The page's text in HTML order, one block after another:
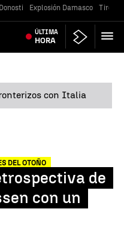
Explosión Damasco Tiroteo
ÚLTIMA
HORA
con Italia
DEL OTOÑO
de
con un